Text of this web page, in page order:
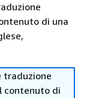
di una
traduzione
contenuto di